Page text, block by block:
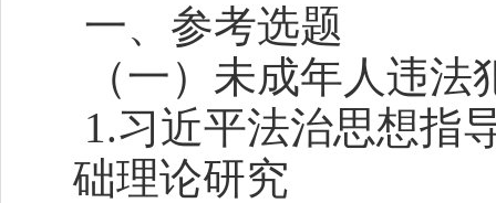
一、参考选题
（一）未成年人违
1.习近平法治思想指
础理论研究